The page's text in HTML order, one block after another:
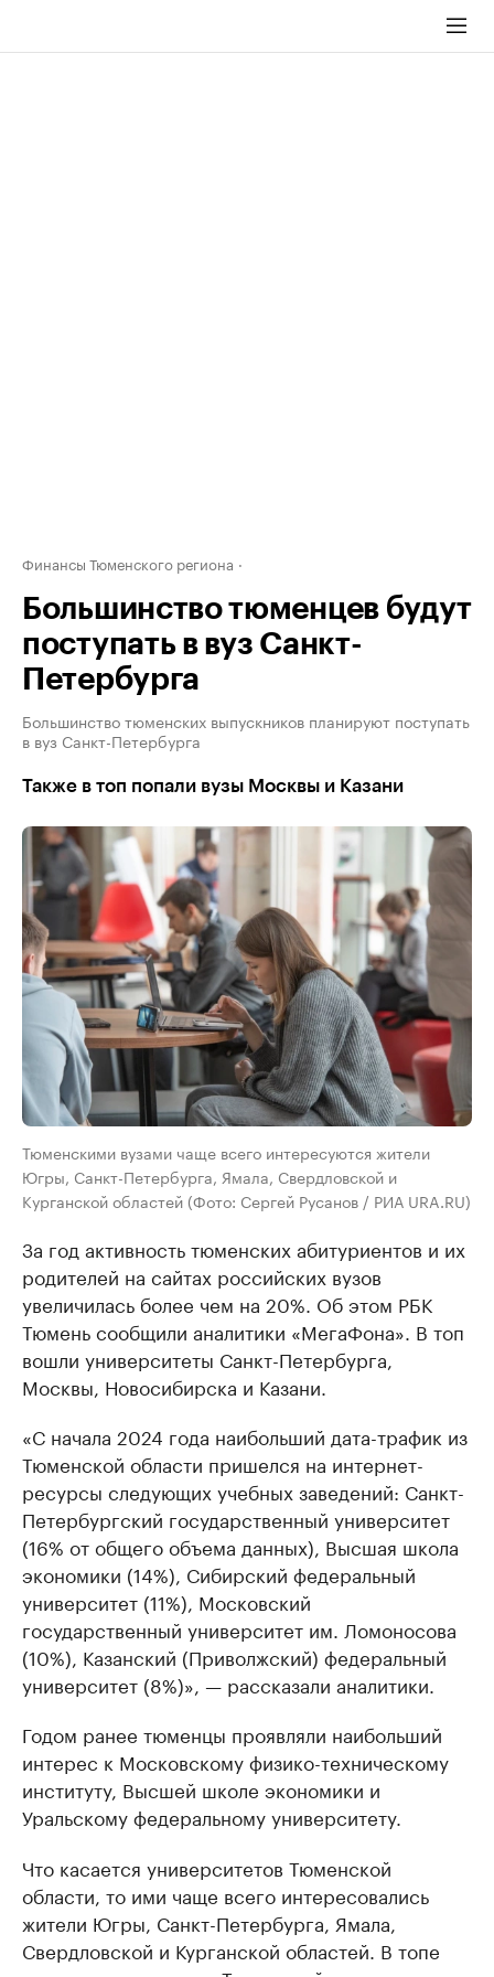
Финансы Тюменского региона
Большинство тюменцев будут
поступать в вуз Санкт-
Петербурга
Большинство тюменских выпускников планируют поступать
в вуз Санкт-Петербурга
Также в топ попали вузы Москвы и Казани
Тюменскими вузами чаще всего интересуются жители
Югры, Санкт-Петербурга, Ямала, Свердловской и
Курганской областей (Фото: Сергей Русанов / РИА URA.RU)
За год активность тюменских абитуриентов и их
родителей на сайтах российских вузов
увеличилась более чем на 20%. Об этом РБК
Тюмень сообщили аналитики «МегаФона». В топ
вошли университеты Санкт-Петербурга,
Москвы, Новосибирска и Казани.
«С начала 2024 года наибольший дата-трафик из
Тюменской области пришелся на интернет-
ресурсы следующих учебных заведений: Санкт-
Петербургский государственный университет
(16% от общего объема данных), Высшая школа
экономики (14%), Сибирский федеральный
университет (11%), Московский
государственный университет им. Ломоносова
(10%), Казанский (Приволжский) федеральный
университет (8%)», — рассказали аналитики.
Годом ранее тюменцы проявляли наибольший
интерес к Московскому физико-техническому
институту, Высшей школе экономики и
Уральскому федеральному университету.
Что касается университетов Тюменской
области, то ими чаще всего интересовались
жители Югры, Санкт-Петербурга, Ямала,
Свердловской и Курганской областей. В топе